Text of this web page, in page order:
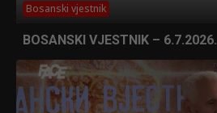
Bosanski vjestnik
BOSANSKI VJESTNIK – 6.7.2026.